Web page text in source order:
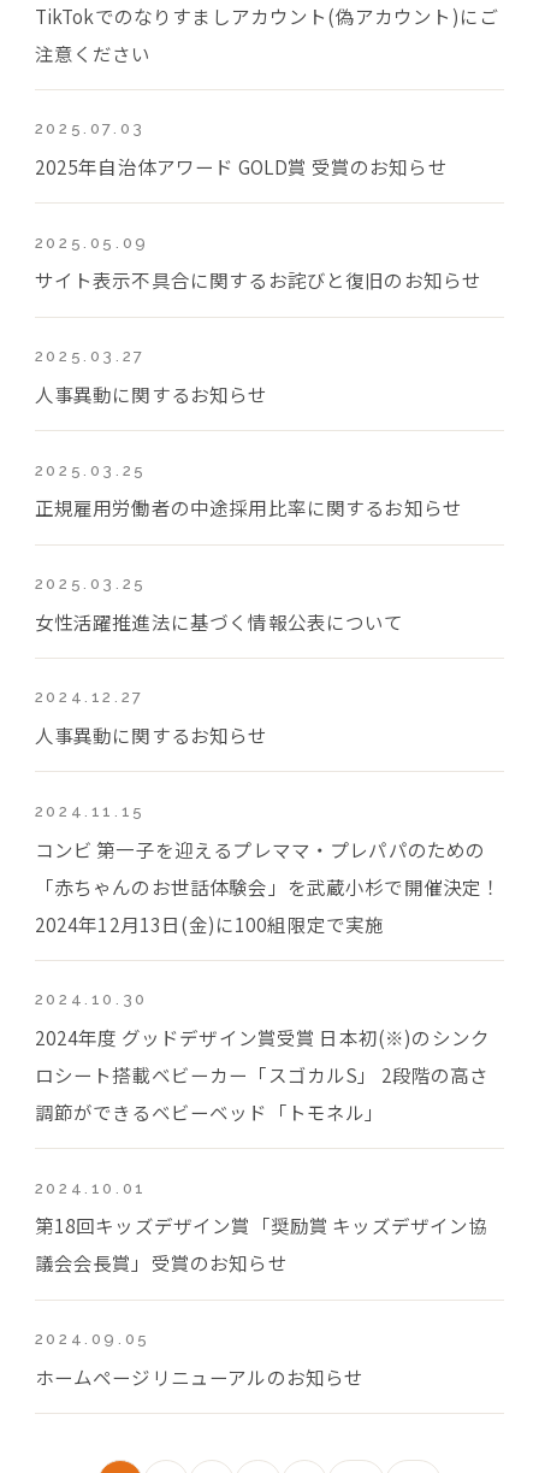
TikTokでのなりすましアカウント(偽アカウント)にご
注意ください
2025.07.03
2025年自治体アワード GOLD賞 受賞のお知らせ
2025.05.09
サイト表示不具合に関するお詫びと復旧のお知らせ
2025.03.27
人事異動に関するお知らせ
2025.03.25
正規雇用労働者の中途採用比率に関するお知らせ
2025.03.25
女性活躍推進法に基づく情報公表について
2024.12.27
人事異動に関するお知らせ
2024.11.15
コンビ 第一子を迎えるプレママ・プレパパのための
「赤ちゃんのお世話体験会」を武蔵小杉で開催決定！
2024年12月13日(金)に100組限定で実施
2024.10.30
2024年度 グッドデザイン賞受賞 日本初(※)のシンク
ロシート搭載ベビーカー「スゴカルS」 2段階の高さ
調節ができるベビーベッド「トモネル」
2024.10.01
第18回キッズデザイン賞「奨励賞 キッズデザイン協
議会会長賞」受賞のお知らせ
2024.09.05
ホームページリニューアルのお知らせ